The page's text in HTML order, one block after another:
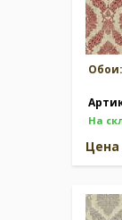
Обои:
На
Цена